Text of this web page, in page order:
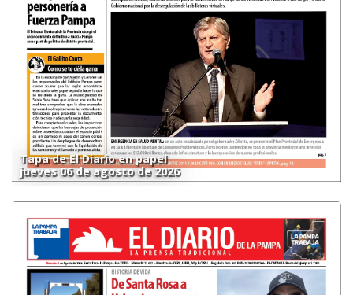
Tapa de El Diario en papel
jueves 06 de agosto de 2026